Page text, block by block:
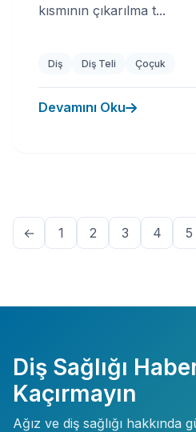
kısmının çıkarılma t...
Diş Diş Teli Çoçuk
Devamını Oku
← 1 2 3 4 5
Diş Sağlığı
Kaçırmayın
Ağız ve diş sağlığı hakkında